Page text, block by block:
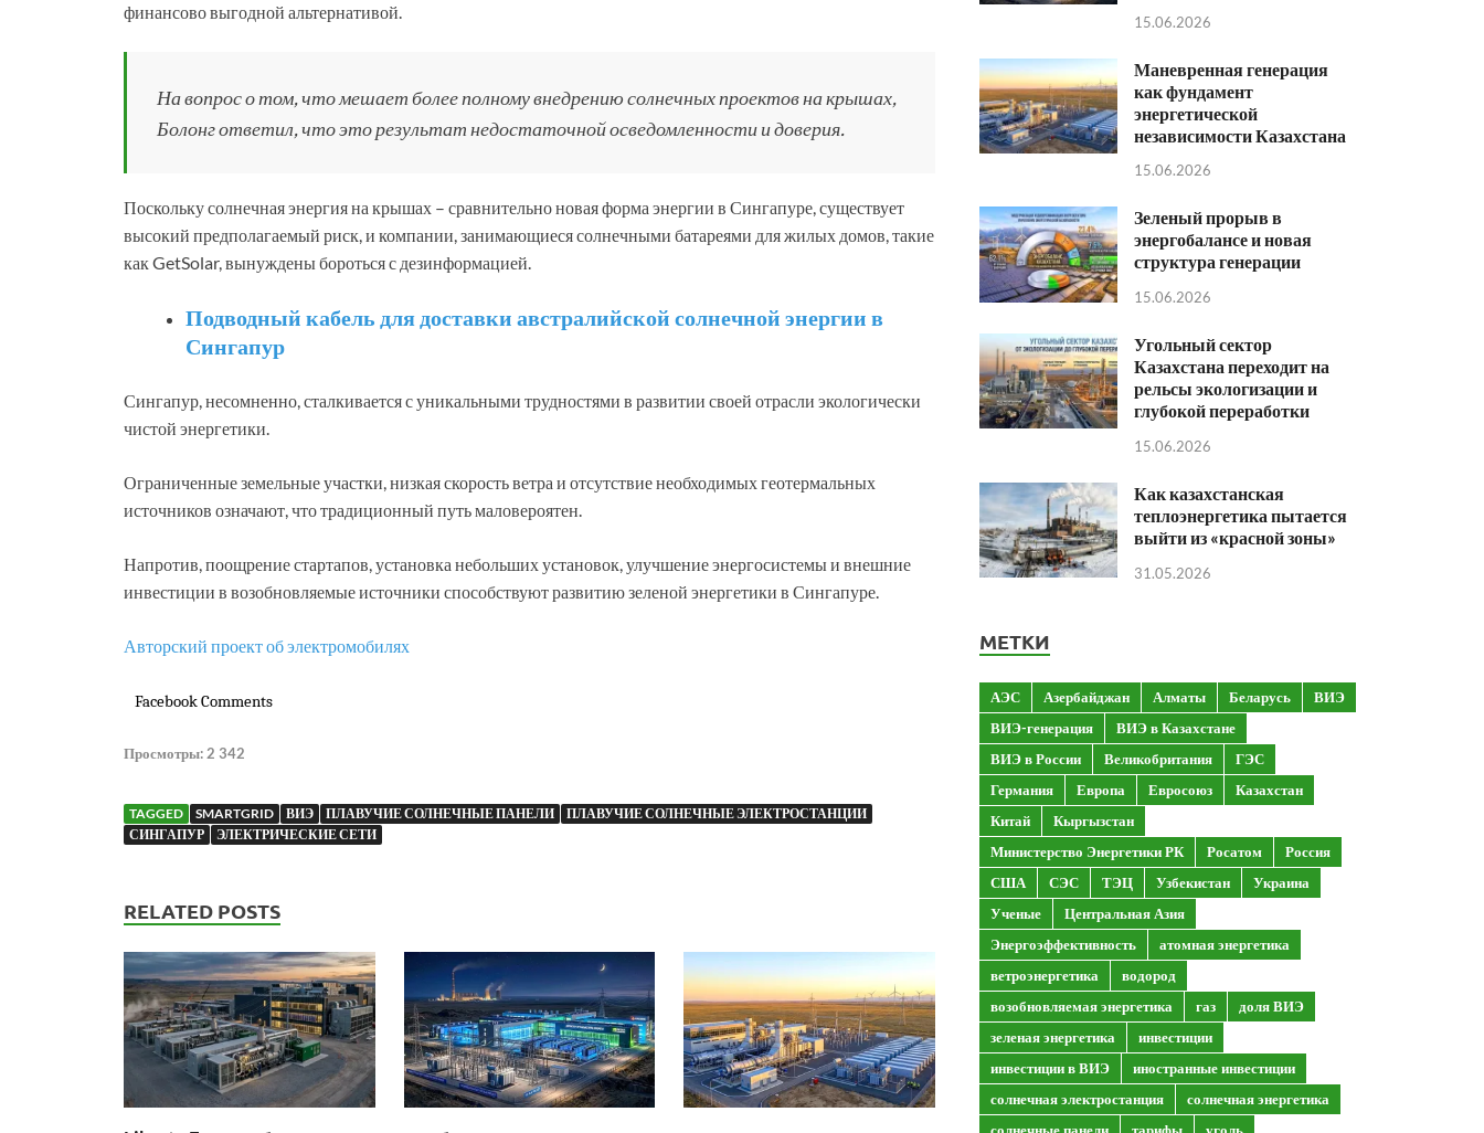
финансово выгодной альтернативой.
На вопрос о том, что мешает более полному внедрению солнечных проектов на крышах,
Болонг ответил, что это результат недостаточной осведомленности и доверия.
Поскольку солнечная энергия на крышах – сравнительно новая форма энергии в Сингапуре, существует
высокий предполагаемый риск, и компании, занимающиеся солнечными батареями для жилых домов, такие
как GetSolar, вынуждены бороться с дезинформацией.
Подводный кабель для доставки австралийской солнечной энергии в
Сингапур
Сингапур, несомненно, сталкивается с уникальными трудностями в развитии своей отрасли экологически
чистой энергетики.
Ограниченные земельные участки, низкая скорость ветра и отсутствие необходимых геотермальных
источников означают, что традиционный путь маловероятен.
Напротив, поощрение стартапов, установка небольших установок, улучшение энергосистемы и внешние
инвестиции в возобновляемые источники способствуют развитию зеленой энергетики в Сингапуре.
Авторский проект об электромобилях
Facebook Comments
Просмотры: 2 342
TAGGED SMARTGRID ВИЭ ПЛАВУЧИЕ СОЛНЕЧНЫЕ ПАНЕЛИ
ПЛАВУЧИЕ СОЛНЕЧНЫЕ ЭЛЕКТРОСТАНЦИИ
СИНГАПУР
ЭЛЕКТРИЧЕСКИЕ СЕТИ
RELATED POSTS
15.06.2026
Маневренная генерация
как фундамент
энергетической
независимости Казахстана
15.06.2026
Зеленый прорыв в
энергобалансе и новая
структура генерации
15.06.2026
Угольный сектор
Казахстана переходит на
рельсы экологизации и
глубокой переработки
15.06.2026
Как казахстанская
теплоэнергетика пытается
выйти из «красной зоны»
31.05.2026
МЕТКИ
АЭС Азербайджан Алматы Беларусь
ВИЭ
ВИЭ-генерация
ВИЭ в Казахстане
ВИЭ в России
Великобритания
ГЭС
Германия
Европа Евросоюз
Казахстан
Китай
Кыргызстан
Министерство Энергетики РК
Росатом
Россия
США
СЭС ТЭЦ Узбекистан
Украина
Ученые
Центральная Азия
Энергоэффективность
атомная энергетика
ветроэнергетика
водород
возобновляемая энергетика
газ
доля ВИЭ
зеленая энергетика
инвестиции
инвестиции в ВИЭ
иностранные инвестиции
солнечная электростанция
солнечная энергетика
солнечные панели
тарифы уголь